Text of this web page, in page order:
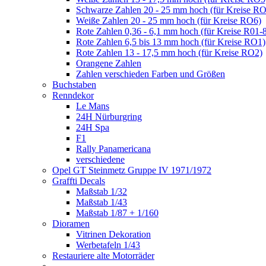
Schwarze Zahlen 20 - 25 mm hoch (für Kreise
Weiße Zahlen 20 - 25 mm hoch (für Kreise RO6)
Rote Zahlen 0,36 - 6,1 mm hoch (für Kreise R01-
Rote Zahlen 6,5 bis 13 mm hoch (für Kreise RO1)
Rote Zahlen 13 - 17,5 mm hoch (für Kreise RO2)
Orangene Zahlen
Zahlen verschieden Farben und Größen
Buchstaben
Renndekor
Le Mans
24H Nürburgring
24H Spa
F1
Rally Panamericana
verschiedene
Opel GT Steinmetz Gruppe IV 1971/1972
Graffti Decals
Maßstab 1/32
Maßstab 1/43
Maßstab 1/87 + 1/160
Dioramen
Vitrinen Dekoration
Werbetafeln 1/43
Restauriere alte Motorräder